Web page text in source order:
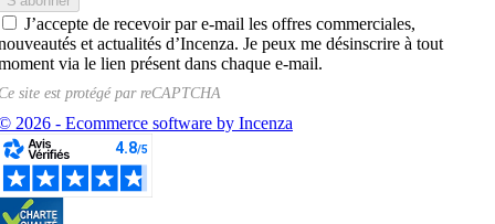
J’accepte de recevoir par e-mail les offres commerciales,
et actualités d’Incenza. Je peux me désinscrire à tout
via le lien présent dans chaque e-mail.
site est protégé parreCAPTCHA
2026 - Ecommerce software by Incenza